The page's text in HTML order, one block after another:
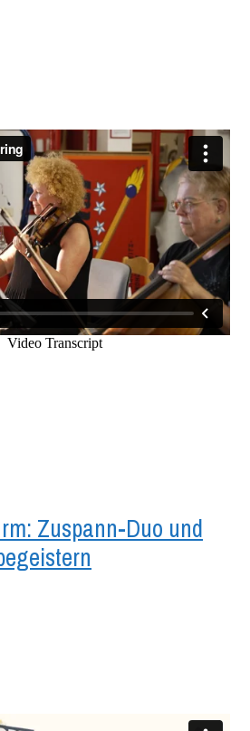
Zuspann-Duo und